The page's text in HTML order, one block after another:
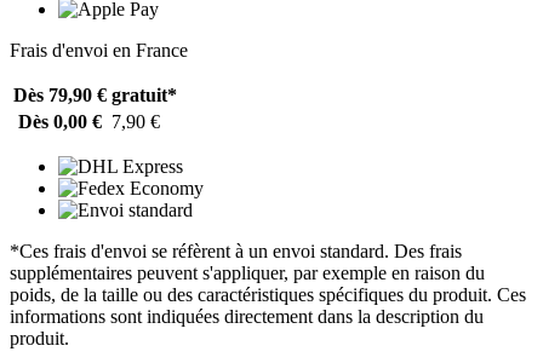
Frais d'envoi en France
Dès 79,90 € gratuit*
Dès 0,00 € 7,90 €
*Ces frais d'envoi se réfèrent à un envoi standard. Des frais
supplémentaires peuvent s'appliquer, par exemple en raison du
poids, de la taille ou des caractéristiques spécifiques du produit. Ces
informations sont indiquées directement dans la description du
produit.